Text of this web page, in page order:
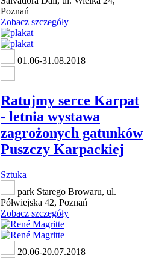
Poznań
Zobacz szczegóły
01.06-31.08.2018
Ratujmy serce Karpat
- letnia wystawa
zagrożonych gatunków
Puszczy Karpackiej
Sztuka
park Starego Browaru, ul.
Półwiejska 42, Poznań
Zobacz szczegóły
20.06-20.07.2018